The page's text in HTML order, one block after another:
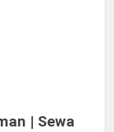
| Sewa